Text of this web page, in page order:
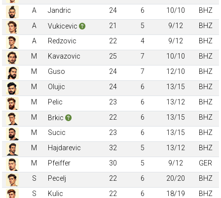
A
Jandric 24 6 10/10
BHZ
A
Vukicevic 21 5 9/12
BHZ
A
Redzovic 22 4 9/12
BHZ
M
Kavazovic 25 7 10/10
BHZ
M
Guso 24 7 12/10
BHZ
M
Olujic 24 6 13/15
BHZ
M
Pelic 23 6 13/12
BHZ
M
Brkic 22 6 13/15
BHZ
M
Sucic 23 6 13/15
BHZ
M
Hajdarevic 32 5 13/12
BHZ
M
Pfeiffer 30 5 9/12
GER
S
Pecelj 22 6 20/20
BHZ
S
Kulic 22 6 18/19
BHZ